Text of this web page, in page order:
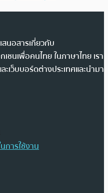
นอสารเกี่ยวกับ
ชนเพื่อคนไทย ในภาษาไทย เรา
เว็บบอร์ดต่างประเทศและนำมา
การใช้งาน